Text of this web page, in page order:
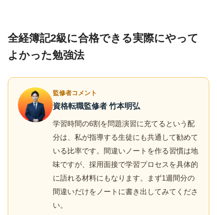
全経簿記2級に合格できる実際にやって
よかった勉強法
監修者コメント
資格転職監修者 竹本明弘
学習時間の6割を問題演習に充てるという配
分は、私が指導する生徒にも共通して勧めて
いる比率です。間違いノートを作る習慣は地
味ですが、採用面接で学習プロセスを具体的
に語れる材料にもなります。まず1週間分の
間違いだけをノートに書き出してみてくださ
い。